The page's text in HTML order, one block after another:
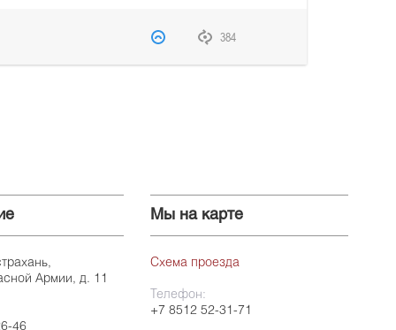
384
Армии, д. 11
46
Мы на карте
Схема проезда
Телефон:
+7 8512 52-31-71